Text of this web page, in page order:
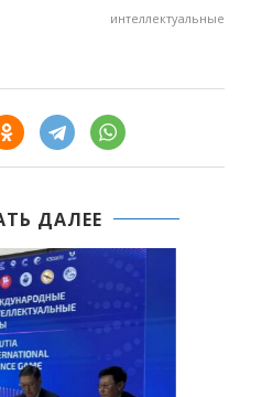
интеллектуальные
ДАЛЕЕ
ПОСТЕРНАЙ
КӨРДҮЛЭР
18:32